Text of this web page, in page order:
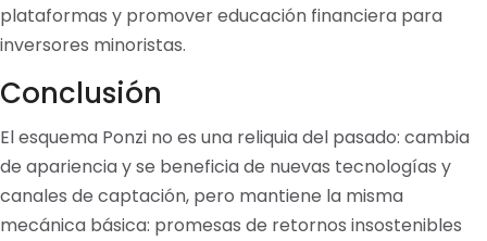
plataformas y promover educación financiera para
inversores minoristas.
Conclusión
El esquema Ponzi no es una reliquia del pasado: cambia
de apariencia y se beneficia de nuevas tecnologías y
canales de captación, pero mantiene la misma
mecánica básica: promesas de retornos insostenibles